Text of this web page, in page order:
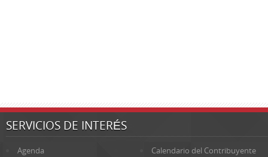
SERVICIOS DE INTERÉS
Agenda
Calendario del Contribuyente